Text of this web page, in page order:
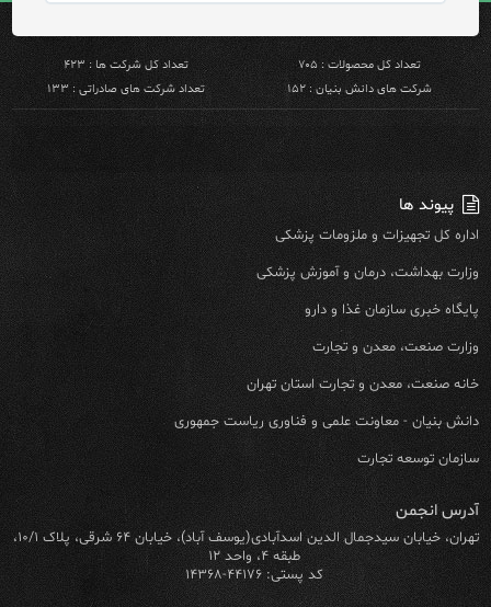
تعداد کل محصولات : ۷۰۵
تعداد کل شرکت ها : ۴۲۳
شرکت های دانش بنیان : ۱۵۲
تعداد شرکت های صادراتی : ۱۳۳
پیوند ها
اداره کل تجهیزات و ملزومات پزشکی
وزارت بهداشت، درمان و آموزش پزشکی
پایگاه خبری سازمان غذا و دارو
وزارت صنعت، معدن و تجارت
خانه صنعت، معدن و تجارت استان تهران
دانش بنیان - معاونت علمی و فناوری ریاست جمهوری
سازمان توسعه تجارت
آدرس انجمن
تهران، خیابان سیدجمال الدین اسدآبادی(یوسف آباد)، خیابان ۶۴ شرقی، پلاک ۱۰/۱،
طبقه ۴، واحد ۱۲
کد پستی: ۴۴۱۷۶-۱۴۳۶۸